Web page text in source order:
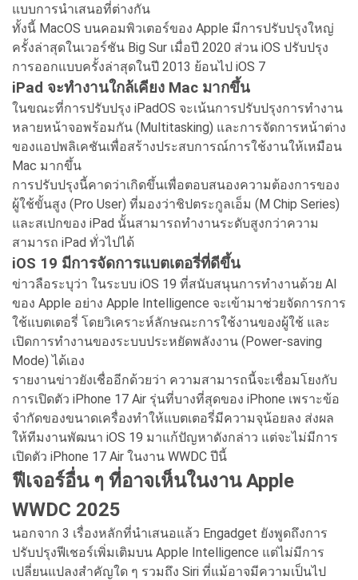
แบบการนำเสนอที่ต่างกัน
ทั้งนี้ MacOS บนคอมพิวเตอร์ของ Apple มีการปรับปรุงใหญ่
ครั้งล่าสุดในเวอร์ชัน Big Sur เมื่อปี 2020 ส่วน iOS ปรับปรุง
การออกแบบครั้งล่าสุดในปี 2013 ย้อนไป iOS 7
iPad จะทำงานใกล้เคียง Mac มากขึ้น
ในขณะที่การปรับปรุง iPadOS จะเน้นการปรับปรุงการทำงาน
หลายหน้าจอพร้อมกัน (Multitasking) และการจัดการหน้าต่าง
ของแอปพลิเคชันเพื่อสร้างประสบการณ์การใช้งานให้เหมือน
Mac มากขึ้น
การปรับปรุงนี้คาดว่าเกิดขึ้นเพื่อตอบสนองความต้องการของ
ผู้ใช้ขั้นสูง (Pro User) ที่มองว่าชิปตระกูลเอ็ม (M Chip Series)
และสเปกของ iPad นั้นสามารถทำงานระดับสูงกว่าความ
สามารถ iPad ทั่วไปได้
iOS 19 มีการจัดการแบตเตอรี่ที่ดีขึ้น
ข่าวลือระบุว่า ในระบบ iOS 19 ที่สนับสนุนการทำงานด้วย AI
ของ Apple อย่าง Apple Intelligence จะเข้ามาช่วยจัดการการ
ใช้แบตเตอรี่ โดยวิเคราะห์ลักษณะการใช้งานของผู้ใช้ และ
เปิดการทำงานของระบบประหยัดพลังงาน (Power-saving
Mode) ได้เอง
รายงานข่าวยังเชื่ออีกด้วยว่า ความสามารถนี้จะเชื่อมโยงกับ
การเปิดตัว iPhone 17 Air รุ่นที่บางที่สุดของ iPhone เพราะข้อ
จำกัดของขนาดเครื่องทำให้แบตเตอรี่มีความจุน้อยลง ส่งผล
ให้ทีมงานพัฒนา iOS 19 มาแก้ปัญหาดังกล่าว แต่จะไม่มีการ
เปิดตัว iPhone 17 Air ในงาน WWDC ปีนี้
ฟีเจอร์อื่น ๆ ที่อาจเห็นในงาน Apple
WWDC 2025
นอกจาก 3 เรื่องหลักที่นำเสนอแล้ว Engadget ยังพูดถึงการ
ปรับปรุงฟีเชอร์เพิ่มเติมบน Apple Intelligence แต่ไม่มีการ
เปลี่ยนแปลงสำคัญใด ๆ รวมถึง Siri ที่แม้อาจมีความเป็นไป